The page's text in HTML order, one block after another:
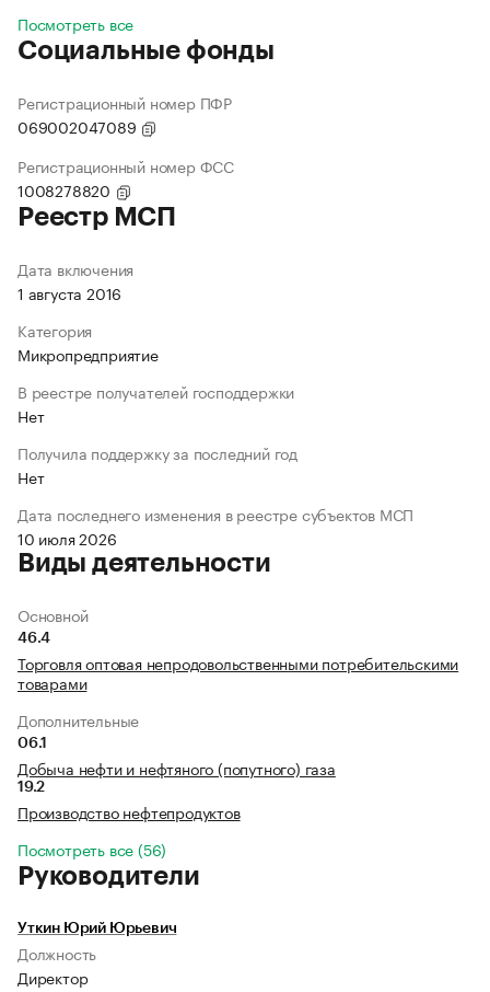
Посмотреть все
Социальные фонды
Регистрационный номер ПФР
069002047089
Регистрационный номер ФСС
1008278820
Реестр МСП
Дата включения
1 августа 2016
Категория
Микропредприятие
В реестре получателей господдержки
Нет
Получила поддержку за последний год
Нет
Дата последнего изменения в реестре субъектов МСП
10 июля 2026
Виды деятельности
Основной
46.4
Торговля оптовая непродовольственными потребительскими
товарами
Дополнительные
06.1
Добыча нефти и нефтяного (попутного) газа
19.2
Производство нефтепродуктов
Посмотреть все (56)
Руководители
Уткин Юрий Юрьевич
Должность
Директор